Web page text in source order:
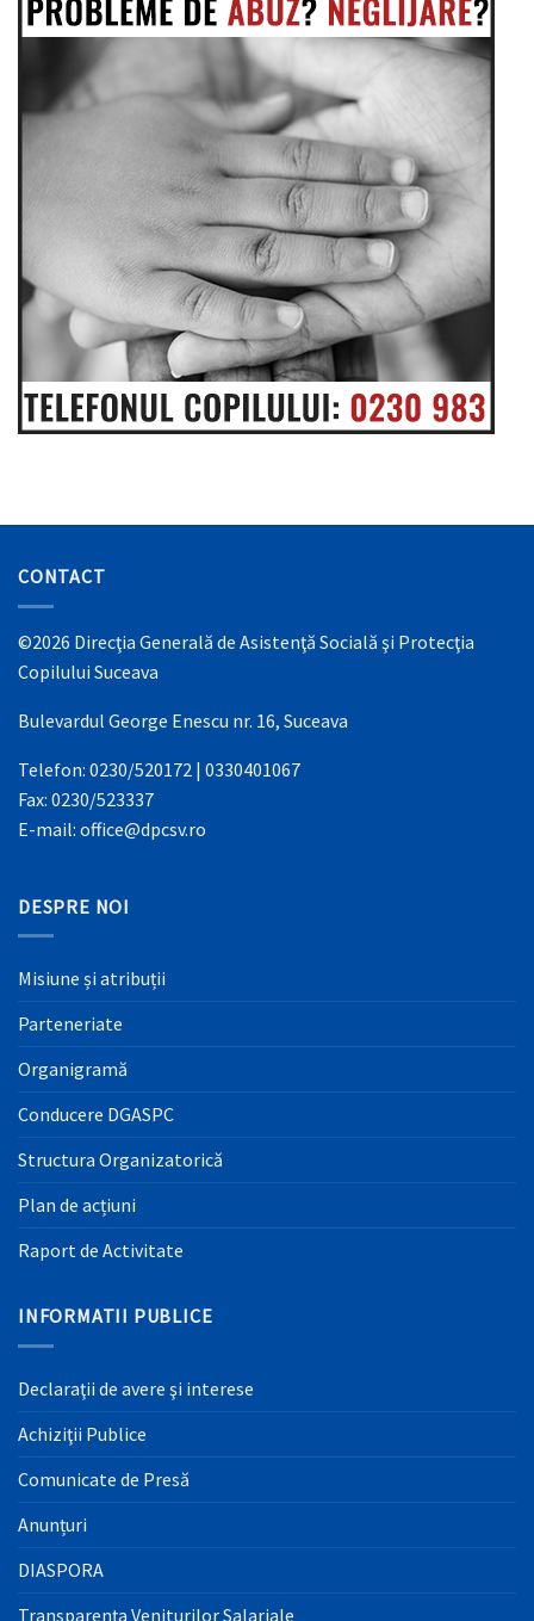
CONTACT
©2026 Direcţia Generală de Asistenţă Socială şi Protecţia
Copilului Suceava
Bulevardul George Enescu nr. 16, Suceava
Telefon: 0230/520172 | 0330401067
Fax: 0230/523337
E-mail: office@dpcsv.ro
DESPRE NOI
Misiune și atribuții
Parteneriate
Organigramă
Conducere DGASPC
Structura Organizatorică
Plan de acțiuni
Raport de Activitate
INFORMATII PUBLICE
Declaraţii de avere şi interese
Achiziţii Publice
Comunicate de Presă
Anunțuri
DIASPORA
Transparența Veniturilor Salariale